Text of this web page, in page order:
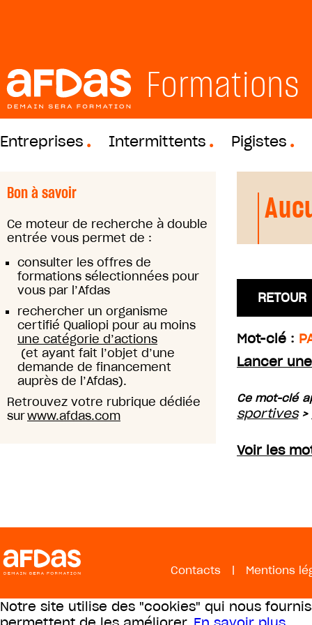
Formations
Entreprises Intermittents Pigistes
Bon à savoir
Ce moteur de recherche à double
entrée vous permet de :
consulter les offres de
formations sélectionnées pour
vous par l’Afdas
rechercher un organisme
certifié Qualiopi pour au moins
une catégorie d’actions
(et ayant fait l’objet d’une
demande de financement
auprès de l’Afdas).
Retrouvez votre rubrique dédiée
surwww.afdas.com
RETOUR
Mot-clé :
Lancer
Ce mot-clé
sportives>
Voir les
Contacts | Mentions
Notre site utilise des "cookies" qui nous